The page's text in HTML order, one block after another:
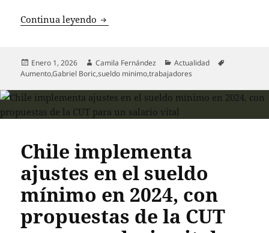
Continua leyendo Aumento del sueldo mínimo en Chile:
Publicado
el
Enero 1, 2026 Autor
Camila Fernández Categorías
Actualidad
Aumento,Gabriel Boric,sueldo minimo,trabajadores
Chile implementa
ajustes en el sueldo
mínimo en 2024, con
propuestas de la CUT